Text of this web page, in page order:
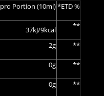
pro Portion (10ml)*ETD %
37kJ/9kcal **
2g **
0g **
0g **